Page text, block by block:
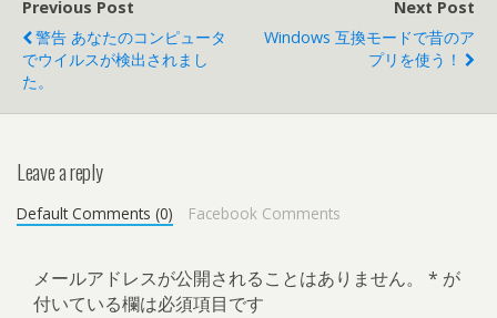
Previous Post
警告 あなたのコンピュータ
でウイルスが検出されまし
た。
Next Post
Windows 互換モードで昔のア
プリを使う！
Leave a reply
Default Comments (0) Facebook Comments
メールアドレスが公開されることはありません。 * が
付いている欄は必須項目です